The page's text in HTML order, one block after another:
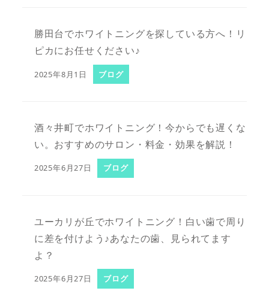
勝田台でホワイトニングを探している方へ！リ
ピカにお任せください♪
2025年8月1日 ブログ
酒々井町でホワイトニング！今からでも遅くな
い。おすすめのサロン・料金・効果を解説！
2025年6月27日 ブログ
ユーカリが丘でホワイトニング！白い歯で周り
に差を付けよう♪あなたの歯、見られてます
よ？
2025年6月27日 ブログ